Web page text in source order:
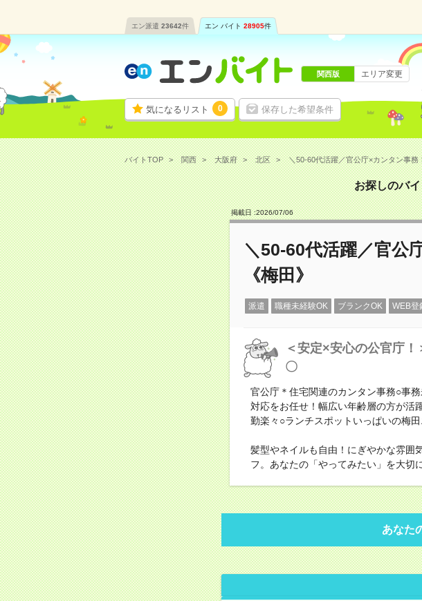
エン派遣 23642件 エン バイト 28905件
気になるリスト 0 保存した希望条件
関西版 エリア変更
バイトTOP 関西 大阪府 北区 ＼50‐60代活躍／官公庁×カンタン事
お探しのバ
掲載日 :2026/07/06
＼50‐60代活躍／官公
《梅田》
派遣 職種未経験OK ブランクOK WEB登
＜安定×安心の公官庁
〇
官公庁＊住宅関連のカンタン事務○事
対応をお任せ！幅広い年齢層の方が活
勤楽々○ランチスポットいっぱいの梅
髪型やネイルも自由！にぎやかな雰囲
フ。あなたの「やってみたい」を大切
あなた